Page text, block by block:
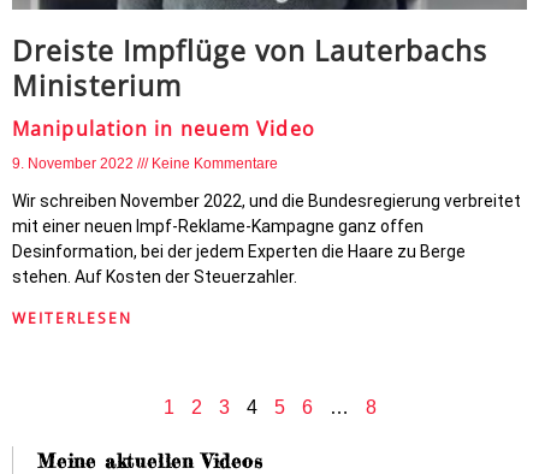
Dreiste Impflüge von Lauterbachs
Ministerium
Manipulation in neuem Video
9. November 2022 Keine Kommentare
Wir schreiben November 2022, und die Bundesregierung verbreitet
mit einer neuen Impf-Reklame-Kampagne ganz offen
Desinformation, bei der jedem Experten die Haare zu Berge
stehen. Auf Kosten der Steuerzahler.
WEITERLESEN
1 2 3 4 5 6 … 8
Meine aktuellen Videos